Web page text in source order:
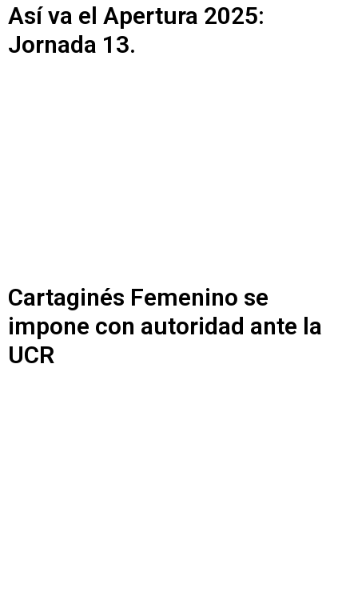
Así va el Apertura 2025:
Jornada 13.
Cartaginés Femenino se
impone con autoridad ante la
UCR